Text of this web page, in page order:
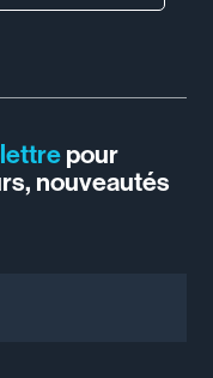
pour
nouveautés